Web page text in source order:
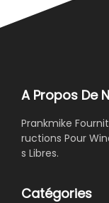
A Propos De
Prankmike
ructions Pour
s Libres.
Catégories